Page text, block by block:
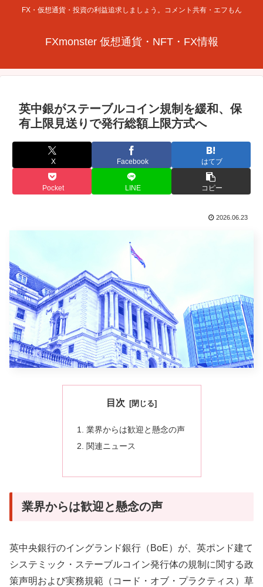
FX・仮想通貨・投資の利益追求しましょう。コメント共有・エフもん
FXmonster 仮想通貨・NFT・FX情報
英中銀がステーブルコイン規制を緩和、保
有上限見送りで発行総額上限方式へ
X Facebook はてブ
Pocket LINE コピー
2026.06.23
目次
業界からは歓迎と懸念の声
関連ニュース
業界からは歓迎と懸念の声
英中央銀行のイングランド銀行（BoE）が、英ポンド建て
システミック・ステーブルコイン発行体の規制に関する政
策声明および実務規範（コード・オブ・プラクティス）草